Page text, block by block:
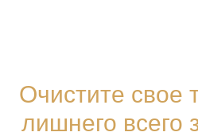
Очистите свое
лишнего всего